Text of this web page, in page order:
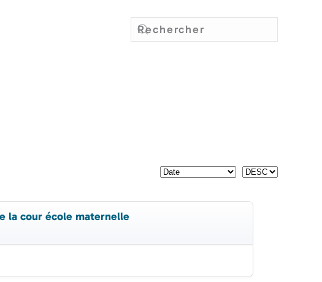
la cour école maternelle